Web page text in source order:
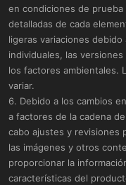
en condiciones de
detalladas de cada
ligeras variaciones
individuales, las
los factores ambientales.
variar.
6. Debido a los cambios
a factores de la cadena
cabo ajustes y revisiones
las imágenes y otros
proporcionar la
características del